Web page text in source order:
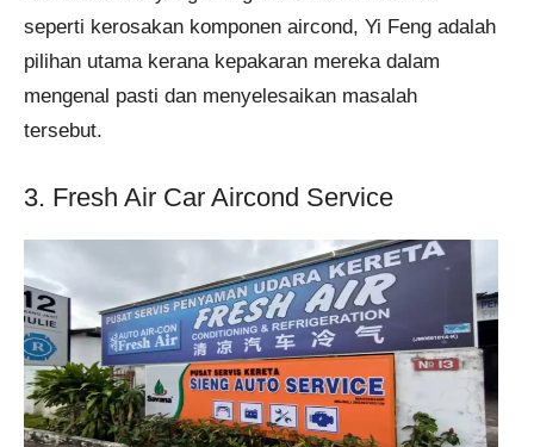
seperti kerosakan komponen aircond, Yi Feng adalah
pilihan utama kerana kepakaran mereka dalam
mengenal pasti dan menyelesaikan masalah
tersebut.
3. Fresh Air Car Aircond Service